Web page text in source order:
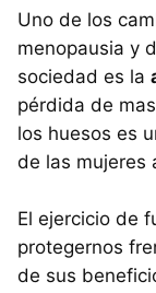
Uno de los
menopausia y
sociedad es la
pérdida de
los huesos es
de las mujeres
El ejercicio de
protegernos
de sus